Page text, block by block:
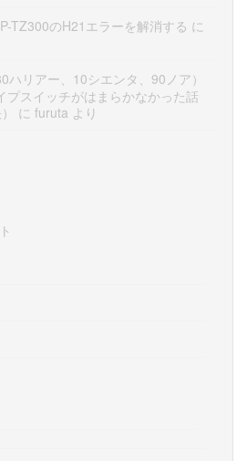
TZ300のH21エラーを解消する に
ハリアー、10シエンタ、90ノア）
プスイッチがはまらかなかった話
に furuta より